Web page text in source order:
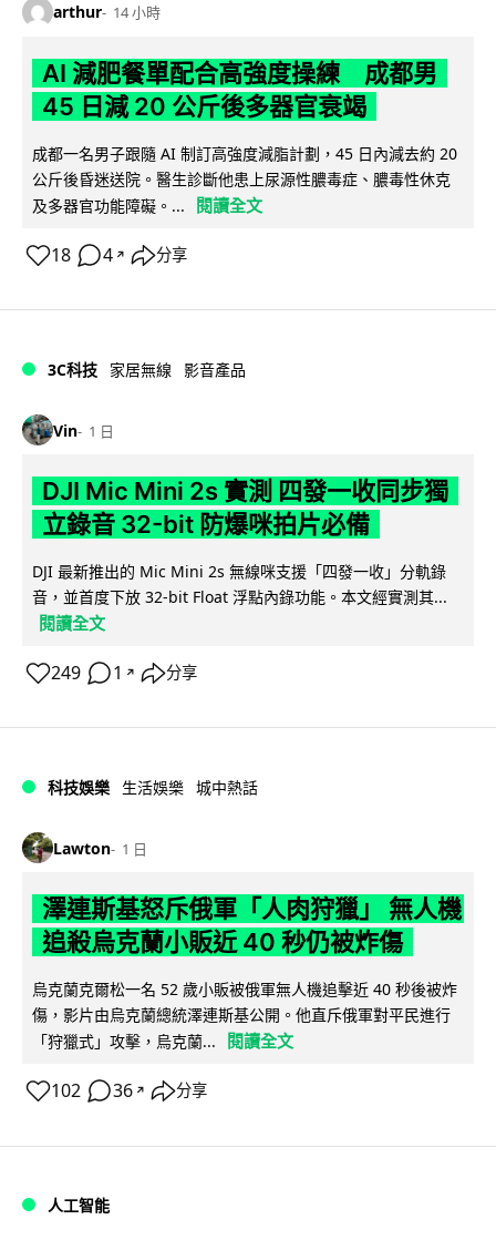
arthur 14 小時
AI 減肥餐單配合高強度操練 成都男
45 日減 20 公斤後多器官衰竭
成都一名男子跟隨 AI 制訂高強度減脂計劃，45 日內減去約 20
公斤後昏迷送院。醫生診斷他患上尿源性膿毒症、膿毒性休克
及多器官功能障礙。...
閱讀全文
18 4 ↗ 分享
3C科技 家居無線 影音產品
Vin 1 日
DJI Mic Mini 2s 實測 四發一收同步獨
立錄音 32-bit 防爆咪拍片必備
DJI 最新推出的 Mic Mini 2s 無線咪支援「四發一收」分軌錄
音，並首度下放 32-bit Float 浮點內錄功能。本文經實測其...
閱讀全文
249 1 ↗ 分享
科技娛樂 生活娛樂 城中熱話
Lawton 1 日
澤連斯基怒斥俄軍「人肉狩獵」 無人機
追殺烏克蘭小販近 40 秒仍被炸傷
烏克蘭克爾松一名 52 歲小販被俄軍無人機追擊近 40 秒後被炸
傷，影片由烏克蘭總統澤連斯基公開。他直斥俄軍對平民進行
「狩獵式」攻擊，烏克蘭...
閱讀全文
102 36 ↗ 分享
人工智能